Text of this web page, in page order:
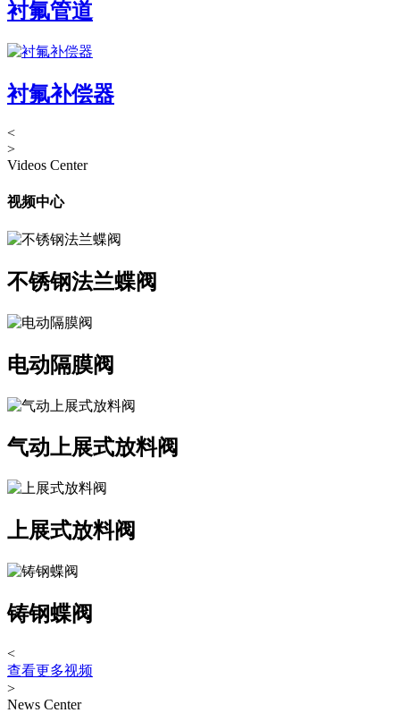
衬氟管道
衬氟补偿器
<
>
Videos Center
视频中心
不锈钢法兰蝶阀
电动隔膜阀
气动上展式放料阀
上展式放料阀
铸钢蝶阀
<
查看更多视频
>
News Center